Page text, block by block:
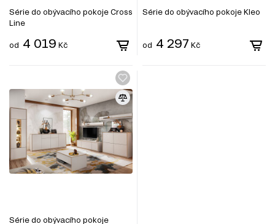
Série do obývacího pokoje Cross
Line
od 4 019 Kč
Série do obývacího pokoje Kleo
od 4 297 Kč
Série do obývacího pokoje